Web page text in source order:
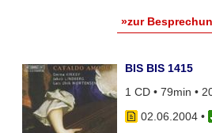
»zur
BIS BIS 1415
1 CD • 79min •
02.06.2004•